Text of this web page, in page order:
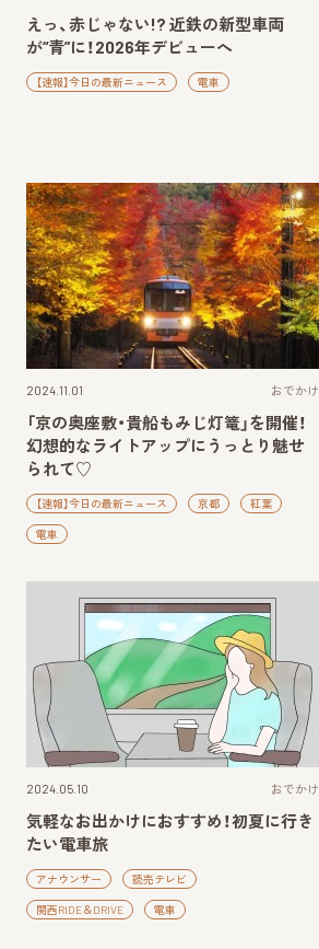
えっ、赤じゃない!? 近鉄の新型車両
が“青”に！2026年デビューへ
【速報】今日の最新ニュース 電車
2024.11.01 おでかけ
「京の奥座敷・貴船もみじ灯篭」を開催！
幻想的なライトアップにうっとり魅せ
られて♡
【速報】今日の最新ニュース 京都 紅葉
電車
2024.05.10 おでかけ
気軽なお出かけにおすすめ！初夏に行き
たい電車旅
アナウンサー 読売テレビ
関西RIDE＆DRIVE 電車